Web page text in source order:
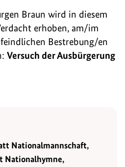
Braun wird in diesem
erhoben, am/im
Bestrebung/en
Versuch der Ausbürgerung
Nationalmannschaft,
Nationalhymne,